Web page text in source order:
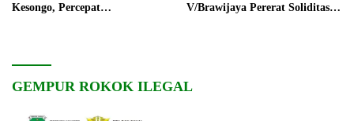
Kesongo, Percepat
V/Brawijaya Pererat Soliditas
GEMPUR ROKOK ILEGAL